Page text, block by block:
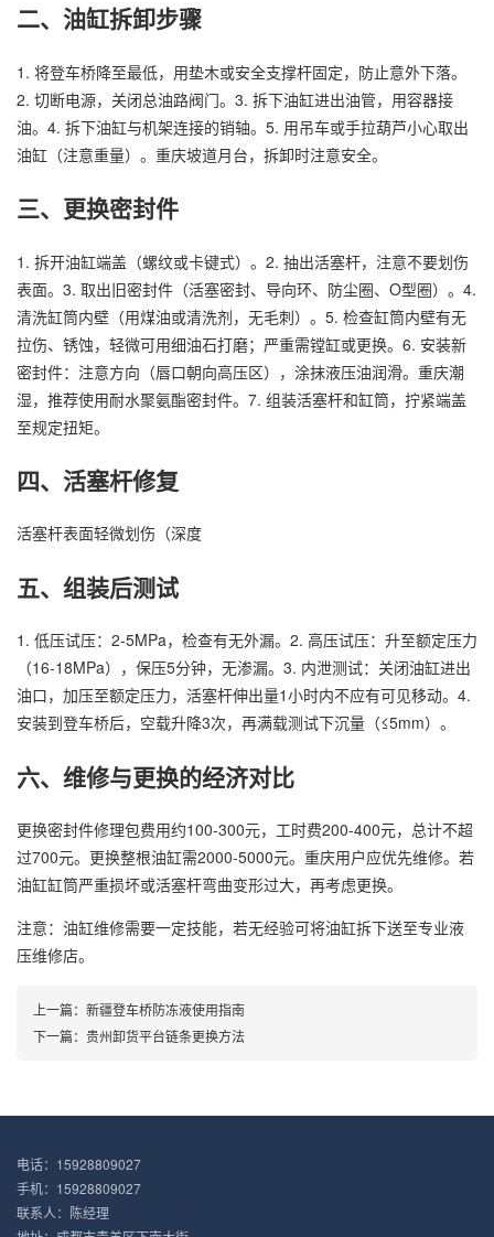
二、油缸拆卸步骤
1. 将登车桥降至最低，用垫木或安全支撑杆固定，防止意外下落。
2. 切断电源，关闭总油路阀门。3. 拆下油缸进出油管，用容器接
油。4. 拆下油缸与机架连接的销轴。5. 用吊车或手拉葫芦小心取出
油缸（注意重量）。重庆坡道月台，拆卸时注意安全。
三、更换密封件
1. 拆开油缸端盖（螺纹或卡键式）。2. 抽出活塞杆，注意不要划伤
表面。3. 取出旧密封件（活塞密封、导向环、防尘圈、O型圈）。4.
清洗缸筒内壁（用煤油或清洗剂，无毛刺）。5. 检查缸筒内壁有无
拉伤、锈蚀，轻微可用细油石打磨；严重需镗缸或更换。6. 安装新
密封件：注意方向（唇口朝向高压区），涂抹液压油润滑。重庆潮
湿，推荐使用耐水聚氨酯密封件。7. 组装活塞杆和缸筒，拧紧端盖
至规定扭矩。
四、活塞杆修复
活塞杆表面轻微划伤（深度
五、组装后测试
1. 低压试压：2-5MPa，检查有无外漏。2. 高压试压：升至额定压力
（16-18MPa），保压5分钟，无渗漏。3. 内泄测试：关闭油缸进出
油口，加压至额定压力，活塞杆伸出量1小时内不应有可见移动。4.
安装到登车桥后，空载升降3次，再满载测试下沉量（≤5mm）。
六、维修与更换的经济对比
更换密封件修理包费用约100-300元，工时费200-400元，总计不超
过700元。更换整根油缸需2000-5000元。重庆用户应优先维修。若
油缸缸筒严重损坏或活塞杆弯曲变形过大，再考虑更换。
注意：油缸维修需要一定技能，若无经验可将油缸拆下送至专业液
压维修店。
上一篇： 新疆登车桥防冻液使用指南
下一篇： 贵州卸货平台链条更换方法
电话：15928809027
手机：15928809027
联系人：陈经理